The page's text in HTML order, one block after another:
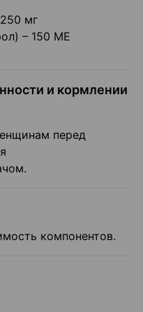
мг
– 150 МЕ
и кормлении
перед
компонентов.